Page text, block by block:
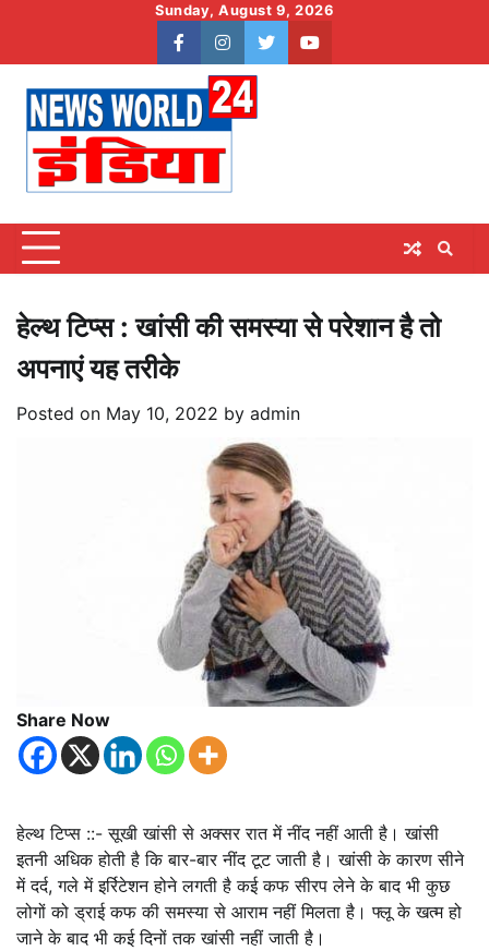
content
Sunday, August 9, 2026
facebookinstagram
twitteryoutube
हेल्थ टिप्स : खांसी की समस्या से परेशान है तो
अपनाएं यह तरीके
Posted on May 10, 2022 by admin
Share Now
हेल्थ टिप्स ::- सूखी खांसी से अक्सर रात में नींद नहीं आती है। खांसी
इतनी अधिक होती है कि बार-बार नींद टूट जाती है। खांसी के कारण सीने
में दर्द, गले में इर्रिटेशन होने लगती है कई कफ सीरप लेने के बाद भी कुछ
लोगों को ड्राई कफ की समस्या से आराम नहीं मिलता है। फ्लू के खत्म हो
जाने के बाद भी कई दिनों तक खांसी नहीं जाती है।